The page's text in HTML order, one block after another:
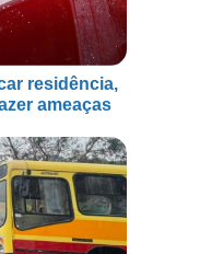
residência,
ameaças